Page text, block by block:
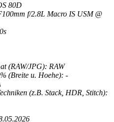
80D
f/2.8L Macro IS USM @
(RAW/JPG): RAW
(Breite u. Hoehe): -
(z.B. Stack, HDR, Stitch):